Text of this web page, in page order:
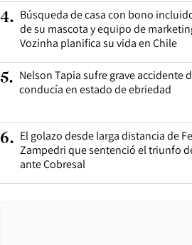
4. Búsqueda de casa con bono
de su mascota y equipo de
Vozinha planifica su vida en Chile
5. Nelson Tapia sufre grave accidente
conducía en estado de ebriedad
6. El golazo desde larga distancia de
Zampedri que sentenció el triunfo
ante Cobresal